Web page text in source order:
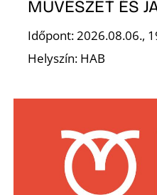
MŰVÉSZET ÉS
Időpont: 2026.08.06.,
Helyszín: HAB